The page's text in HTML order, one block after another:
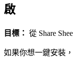
啟
目標： 從 Share
如果你想一鍵安裝